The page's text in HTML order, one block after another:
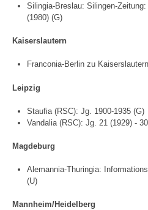
Silingia-Breslau: Silingen-
(1980) (G)
Kaiserslautern
Franconia-Berlin zu
Leipzig
Staufia (RSC): Jg. 1900-1935 (G)
Vandalia (RSC): Jg. 21 (1929) -
Magdeburg
Alemannia-Thuringia:
(U)
Mannheim/Heidelberg